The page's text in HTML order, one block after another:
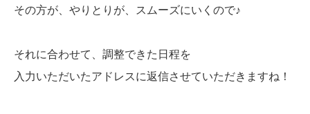
その方が、やりとりが、スムーズにいくので♪
それに合わせて、調整できた日程を
入力いただいたアドレスに返信させていただきますね！